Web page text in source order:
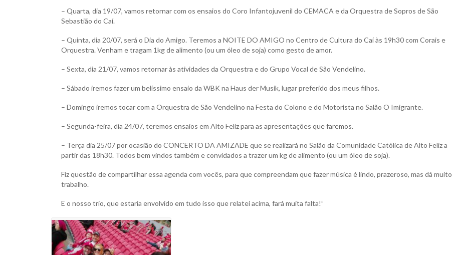
– Quarta, dia 19/07, vamos retornar com os ensaios do Coro Infantojuvenil do CEMACA e da Orquestra de Sopros de São
Sebastião do Caí.
– Quinta, dia 20/07, será o Dia do Amigo. Teremos a NOITE DO AMIGO no Centro de Cultura do Caí às 19h30 com Corais e
Orquestra. Venham e tragam 1kg de alimento (ou um óleo de soja) como gesto de amor.
– Sexta, dia 21/07, vamos retornar às atividades da Orquestra e do Grupo Vocal de São Vendelino.
– Sábado iremos fazer um belíssimo ensaio da WBK na Haus der Musik, lugar preferido dos meus filhos.
– Domingo iremos tocar com a Orquestra de São Vendelino na Festa do Colono e do Motorista no Salão O Imigrante.
– Segunda-feira, dia 24/07, teremos ensaios em Alto Feliz para as apresentações que faremos.
– Terça dia 25/07 por ocasião do CONCERTO DA AMIZADE que se realizará no Salão da Comunidade Católica de Alto Feliz a
partir das 18h30. Todos bem vindos também e convidados a trazer um kg de alimento (ou um óleo de soja).
Fiz questão de compartilhar essa agenda com vocês, para que compreendam que fazer música é lindo, prazeroso, mas dá muito
trabalho.
E o nosso trio, que estaria envolvido em tudo isso que relatei acima, fará muita falta!”